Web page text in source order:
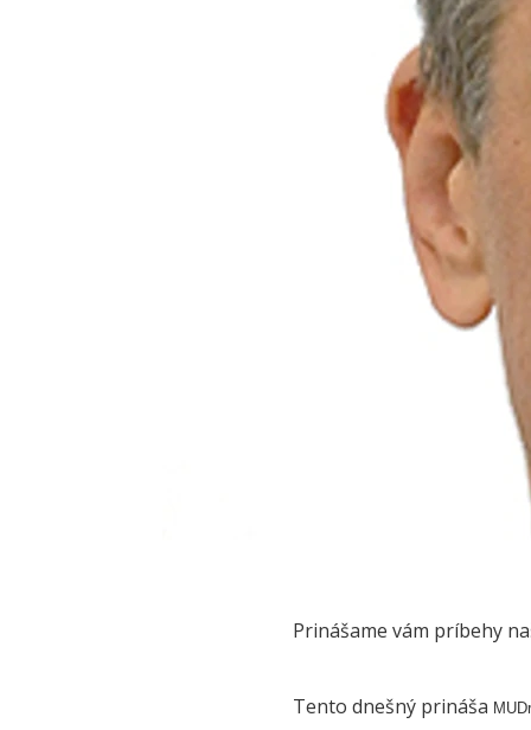
Prinášame vám príbehy
Tento dnešný prináša